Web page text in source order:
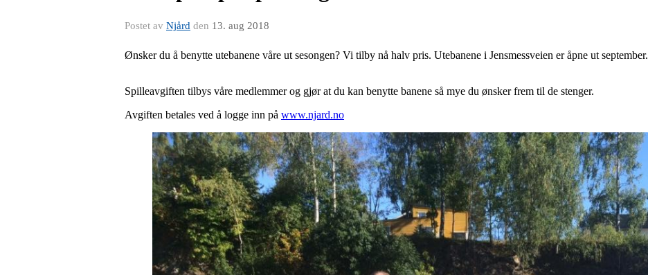
Postet av Njård den 13. aug 2018
Ønsker du å benytte utebanene våre ut sesongen? Vi tilby nå halv pris. Utebanene i Jensmessveien er åpne ut september.
Spilleavgiften tilbys våre medlemmer og gjør at du kan benytte banene så mye du ønsker frem til de stenger.
Avgiften betales ved å logge inn på www.njard.no